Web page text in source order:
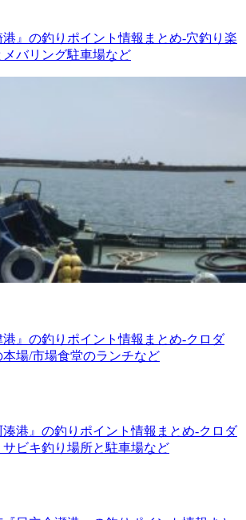
』の釣りポイント情報まとめ-穴釣り楽
メバリング駐車場など
』の釣りポイント情報まとめ-クロダ
場/市場食堂のランチなど
港』の釣りポイント情報まとめ-クロダ
ビキ釣り場所と駐車場など